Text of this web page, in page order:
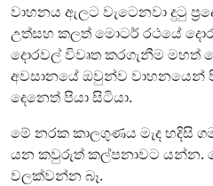
වාහනය ඇලට වැටෙනවා දුටු
උත්සහ කලත් මොටර් රථයේ දොර
දොරවල් විවෘත කරගැනීම මහත්
අවසානයේ ඔවුන්ව වාහනයෙන්
දෙනෙත් පියා සිටියා.
මේ නරක කාලගුණය මැද හදිසි
යන කවුරුත් කල්පනාවට යන්න.
වලක්වන්න බෑ.